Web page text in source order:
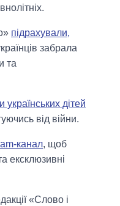
підрахували,
забрала
та
українських дітей
від війни.
канал, щоб
ексклюзивні
«Слово і